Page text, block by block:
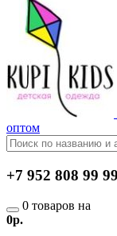
оптом
+7 952 808 99 99
0 товаров на
0р.